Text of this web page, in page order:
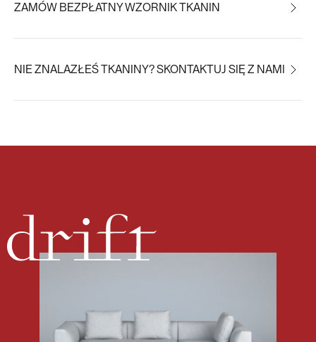
ZAMÓW BEZPŁATNY WZORNIK TKANIN
NIE ZNALAZŁEŚ TKANINY? SKONTAKTUJ SIĘ Z NAMI